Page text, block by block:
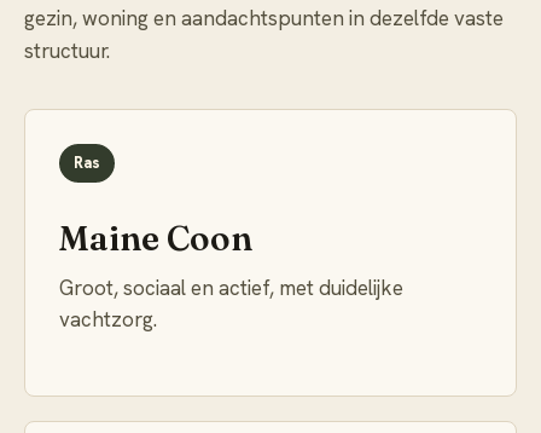
gezin, woning en aandachtspunten in dezelfde vaste
structuur.
Ras
Maine Coon
Groot, sociaal en actief, met duidelijke
vachtzorg.